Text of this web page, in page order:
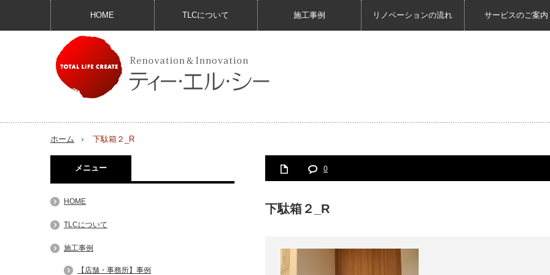
HOME TLCについて 施工事例 リノベーションの流れ サービスのご案内
ホーム 下駄箱２_R
0
下駄箱２_R
メニュー
HOME
TLCについて
施工事例
【店舗・事務所】事例